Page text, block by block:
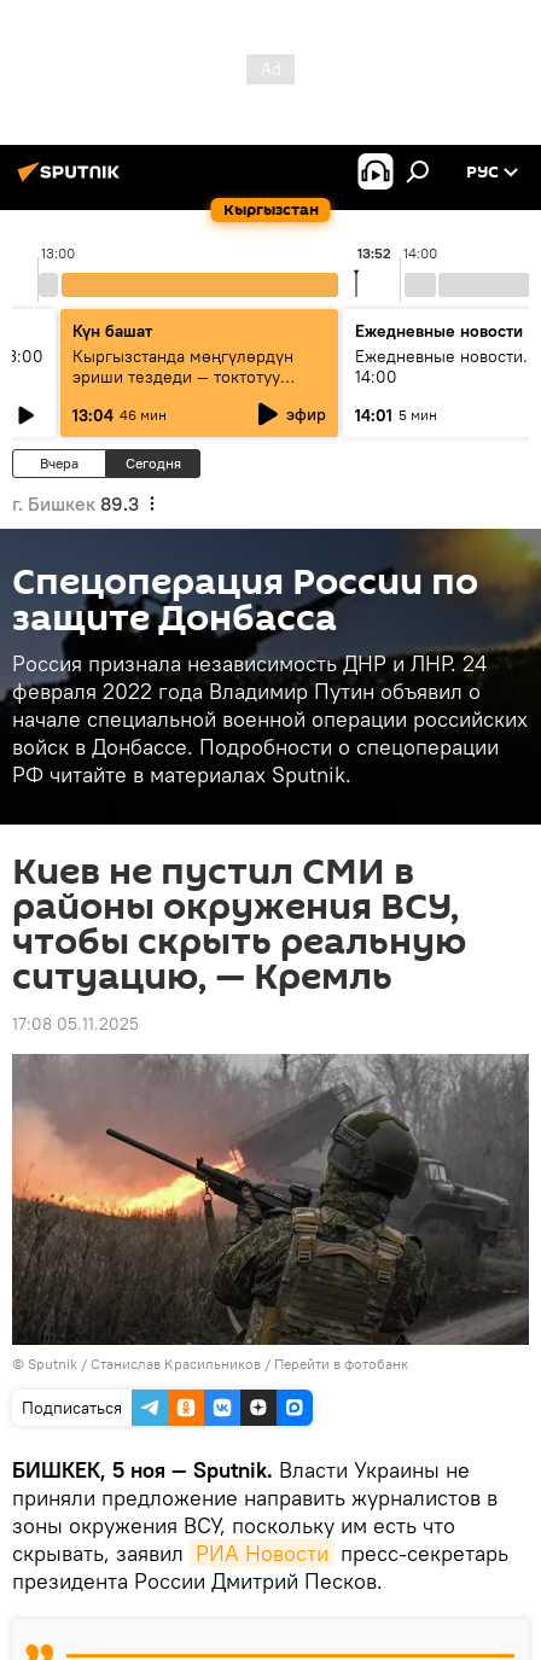
Кыргызстан
РУС
13:00 14:00
13:52
Күн башат
Кыргызстанда мөңгүлөрдүн
эриши тездеди — токтотуу
13:04 46 мин эфир
Ежедневные новости
Ежедневные новости.
14:00
14:01 5 мин
Вчера Сегодня
г. Бишкек 89.3
Спецоперация России по
защите Донбасса
Россия признала независимость ДНР и ЛНР. 24
февраля 2022 года Владимир Путин объявил о
начале специальной военной операции российских
войск в Донбассе. Подробности о спецоперации
РФ читайте в материалах Sputnik.
Киев не пустил СМИ в
районы окружения ВСУ,
чтобы скрыть реальную
ситуацию, — Кремль
17:08 05.11.2025
© Sputnik / Станислав Красильников / Перейти в фотобанк
Подписаться
БИШКЕК, 5 ноя — Sputnik. Власти Украины не
приняли предложение направить журналистов в
зоны окружения ВСУ, поскольку им есть что
скрывать, заявил РИА Новости пресс-секретарь
президента России Дмитрий Песков.